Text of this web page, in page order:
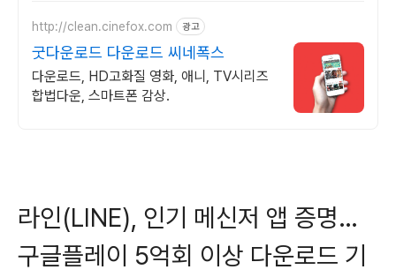
http://clean.cinefox.com 광고
굿다운로드 다운로드 씨네폭스
다운로드, HD고화질 영화, 애니, TV시리즈
합법다운, 스마트폰 감상.
라인(LINE), 인기 메신저 앱 증명…
구글플레이 5억회 이상 다운로드 기